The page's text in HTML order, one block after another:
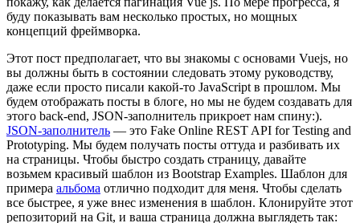
буду показывать вам несколько простых, но мощных
концепций фреймворка.
Этот пост предполагает, что вы знакомы с основами Vuejs, но
вы должны быть в состоянии следовать этому руководству,
даже если просто писали какой-то JavaScript в прошлом. Мы
будем отображать посты в блоге, но мы не будем создавать для
этого back-end, JSON-заполнитель прикроет нам спину:).
JSON-заполнитель — это Fake Online REST API for Testing and
Prototyping. Мы будем получать посты оттуда и разбивать их
на страницы. Чтобы быстро создать страницу, давайте
возьмем красивый шаблон из Bootstrap Examples. Шаблон для
примера альбома отлично подходит для меня. Чтобы сделать
все быстрее, я уже внес изменения в шаблон. Клонируйте этот
репозиторий на Git, и ваша страница должна выглядеть так: